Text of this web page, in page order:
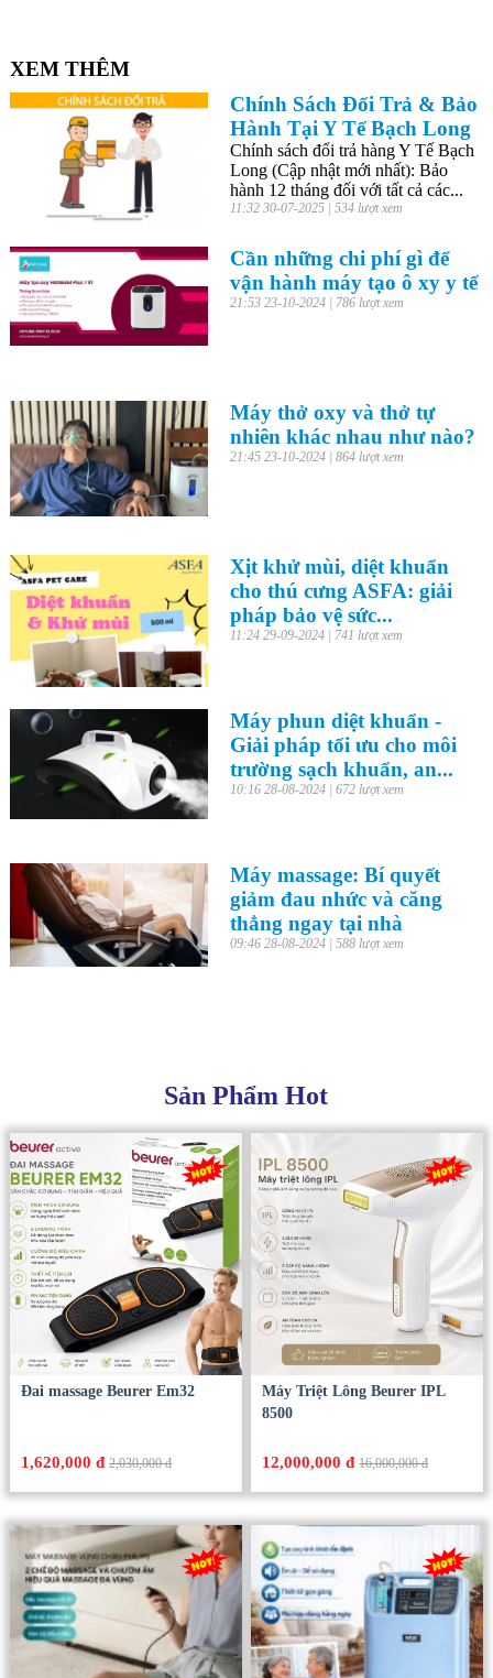
XEM THÊM
Chính Sách Đổi Trả & Bảo
Hành Tại Y Tế Bạch Long
Chính sách đổi trả hàng Y Tế Bạch
Long (Cập nhật mới nhất): Bảo
hành 12 tháng đối với tất cả các...
11:32 30-07-2025 | 534 lượt xem
Cần những chi phí gì để
vận hành máy tạo ô xy y tế
21:53 23-10-2024 | 786 lượt xem
Máy thở oxy và thở tự
nhiên khác nhau như nào?
21:45 23-10-2024 | 864 lượt xem
Xịt khử mùi, diệt khuẩn
cho thú cưng ASFA: giải
pháp bảo vệ sức...
11:24 29-09-2024 | 741 lượt xem
Máy phun diệt khuẩn -
Giải pháp tối ưu cho môi
trường sạch khuẩn, an...
10:16 28-08-2024 | 672 lượt xem
Máy massage: Bí quyết
giảm đau nhức và căng
thẳng ngay tại nhà
09:46 28-08-2024 | 588 lượt xem
Sản Phẩm Hot
Đai massage Beurer Em32
1,620,000 đ 2,030,000 đ
Máy Triệt Lông Beurer IPL
8500
12,000,000 đ 16,000,000 đ